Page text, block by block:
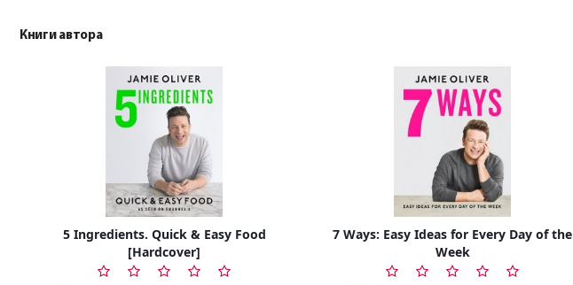
Книги автора
5 Ingredients. Quick & Easy Food
[Hardcover]
7 Ways: Easy Ideas for Every Day of the
Week